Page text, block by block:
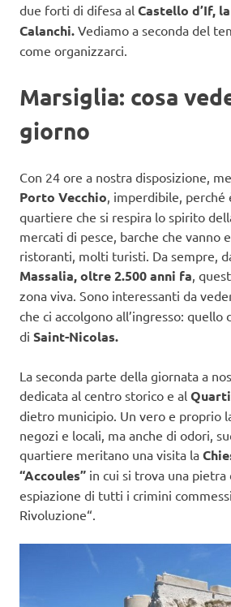
due forti di difesa al Castello d’If,
Calanchi. Vediamo a seconda del
come organizzarci.
Marsiglia: cosa
giorno
Con 24 ore a nostra disposizione,
Porto Vecchio , imperdibile,
quartiere che si respira lo spirito
mercati di pesce, barche che vanno
ristoranti, molti turisti. Da sempre,
Massalia, oltre 2.500 anni fa ,
zona viva. Sono interessanti da
che ci accolgono all’ingresso: quello
di Saint-Nicolas.
La seconda parte della giornata a
dedicata al centro storico e al
dietro municipio. Un vero e proprio
negozi e locali, ma anche di odori,
quartiere meritano una visita la
“Accoules” in cui si trova una pietra
espiazione di tutti i crimini
Rivoluzione“.